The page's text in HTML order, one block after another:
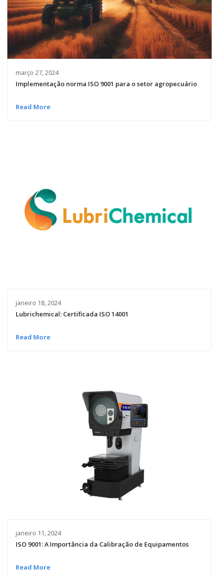
março 27, 2024
Implementação norma ISO 9001 para o setor agropecuário
Read More
janeiro 18, 2024
Lubrichemical: Certificada ISO 14001
Read More
janeiro 11, 2024
ISO 9001: A Importância da Calibração de Equipamentos
Read More